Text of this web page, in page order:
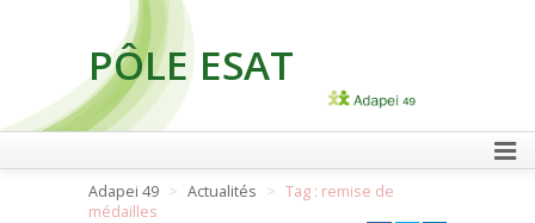
PÔLE ESAT
FAIRE UN DON
Adapei 49 Actualités
Tag : remise de
médailles